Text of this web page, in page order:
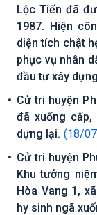
Lộc Tiến đã
1987. Hiện
diện tích chật
phục vụ nhân
đầu tư xây
Cử tri huyện
đã xuống
dựng lại. (18/
Cử tri huyện
Khu tưởng
Hòa Vang 1,
hy sinh ngã